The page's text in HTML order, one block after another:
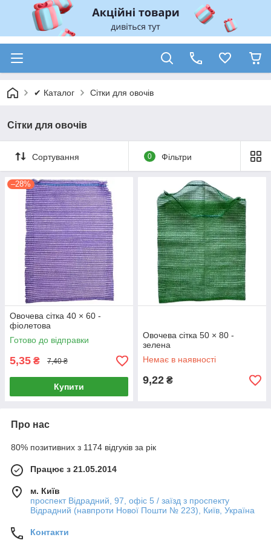
✔ Каталог Сітки для овочів
Сітки для овочів
Сортування 0 Фільтри
–28%
Овочева сітка 40 × 60 -
фіолетова
Готово до відправки
5,35 ₴ 7,40 ₴
Купити
Овочева сітка 50 × 80 -
зелена
Немає в наявності
9,22 ₴
Про нас
80% позитивних з 1174 відгуків за рік
Працює з 21.05.2014
м. Київ
проспект Відрадний, 97, офіс 5 / заїзд з проспекту
Відрадний (навпроти Нової Пошти № 223), Київ, Україна
Контакти